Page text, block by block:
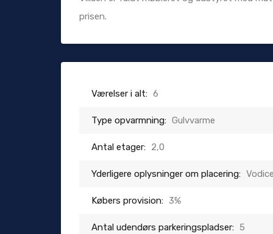
prisen.
Værelser i alt: 6
Type opvarmning: Gulvvarme
Antal etager: 2,0
Yderligere oplysninger om placering:
Købers provision: 3%
Antal udendørs parkeringspladser: 5